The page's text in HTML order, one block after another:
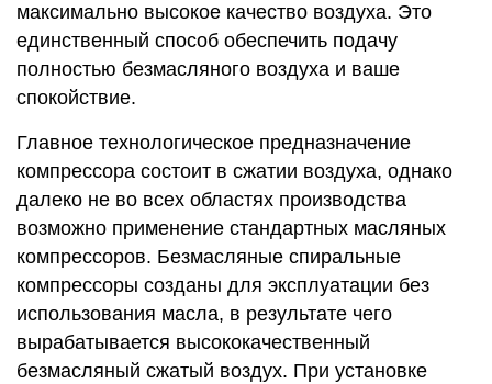
максимально высокое качество воздуха. Это
единственный способ обеспечить подачу
полностью безмасляного воздуха и ваше
спокойствие.
Главное технологическое предназначение
компрессора состоит в сжатии воздуха, однако
далеко не во всех областях производства
возможно применение стандартных масляных
компрессоров. Безмасляные спиральные
компрессоры созданы для эксплуатации без
использования масла, в результате чего
вырабатывается высококачественный
безмасляный сжатый воздух. При установке